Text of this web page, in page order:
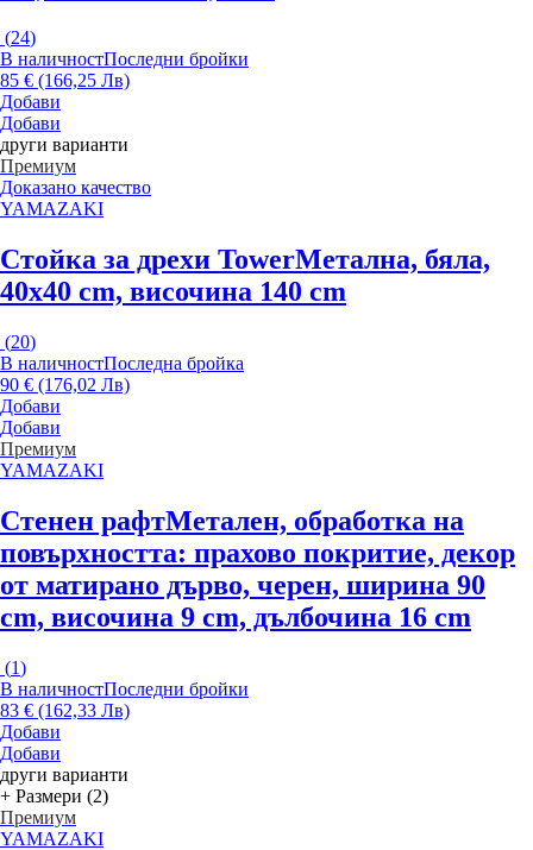
(24)
В наличностПоследни бройки
85 € (166,25 Лв)
Добави
Добави
други варианти
Премиум
Доказано качество
YAMAZAKI
Стойка за дрехи TowerМетална, бяла,
40x40 cm, височина 140 cm
(20)
В наличностПоследна бройка
90 € (176,02 Лв)
Добави
Добави
Премиум
YAMAZAKI
Стенен рафтМетален, oбработка на
повърхността: прахово покритие, декор
от матирано дърво, черен, ширина 90
cm, височина 9 cm, дълбочина 16 cm
(1)
В наличностПоследни бройки
83 € (162,33 Лв)
Добави
Добави
други варианти
+ Размери (2)
Премиум
YAMAZAKI